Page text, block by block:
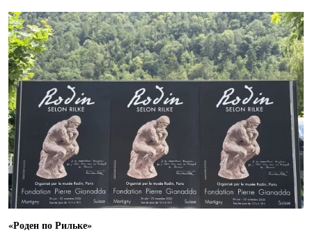
«Роден по Рильке»